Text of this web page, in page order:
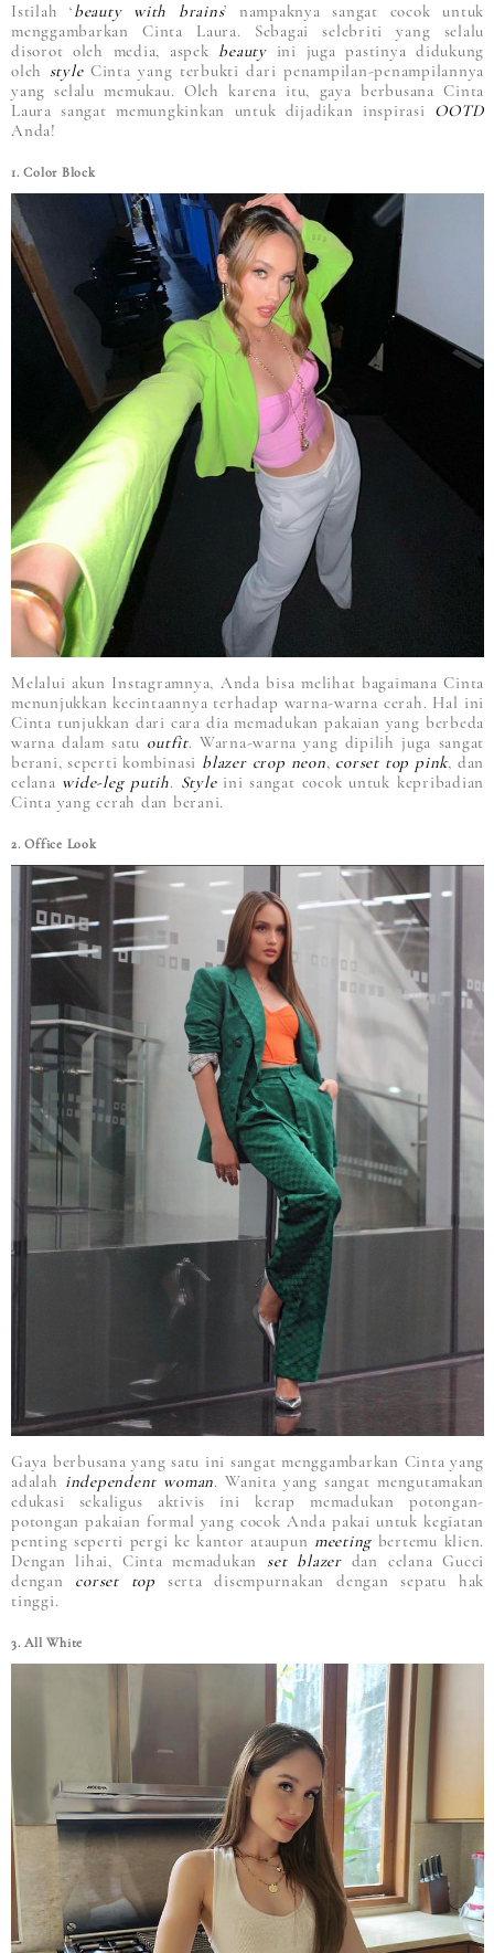
Istilah ‘beauty with brains’ nampaknya sangat cocok untuk
menggambarkan Cinta Laura. Sebagai selebriti yang selalu
disorot oleh media, aspekbeautyini juga pastinya didukung
oleh styleCinta yang terbukti dari penampilan-penampilannya
yang selalu memukau. Oleh karena itu, gaya berbusana Cinta
Laura sangat memungkinkan untuk dijadikan inspirasi OOTD
Anda!
1. Color Block
Melalui akun Instagramnya, Anda bisa melihat bagaimana Cinta
menunjukkan kecintaannya terhadap warna-warna cerah. Hal ini
Cinta tunjukkan dari cara dia memadukan pakaian yang berbeda
warna dalam satu outfit. Warna-warna yang dipilih juga sangat
berani, seperti kombinasiblazer crop neon, corset top pink, dan
celana wide-leg putih. Styleini sangat cocok untuk kepribadian
Cinta yang cerah dan berani.
2. Office Look
Gaya berbusana yang satu ini sangat menggambarkan Cinta yang
adalah independent woman. Wanita yang sangat mengutamakan
edukasi sekaligus aktivis ini kerap memadukan potongan-
potongan pakaian formal yang cocok Anda pakai untuk kegiatan
penting seperti pergi ke kantor ataupun meeting bertemu klien.
Dengan lihai, Cinta memadukan set blazerdan celana Gucci
dengan corset top serta disempurnakan dengan sepatu hak
tinggi.
3. All White